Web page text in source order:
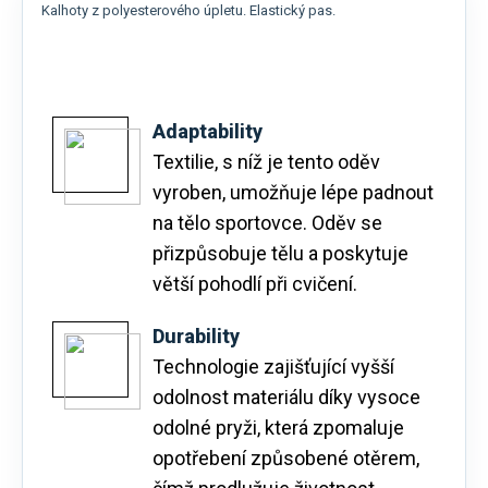
Kalhoty z polyesterového úpletu. Elastický pas.
Adaptability
Textilie, s níž je tento oděv
vyroben, umožňuje lépe padnout
na tělo sportovce. Oděv se
přizpůsobuje tělu a poskytuje
větší pohodlí při cvičení.
Durability
Technologie zajišťující vyšší
odolnost materiálu díky vysoce
odolné pryži, která zpomaluje
opotřebení způsobené otěrem,